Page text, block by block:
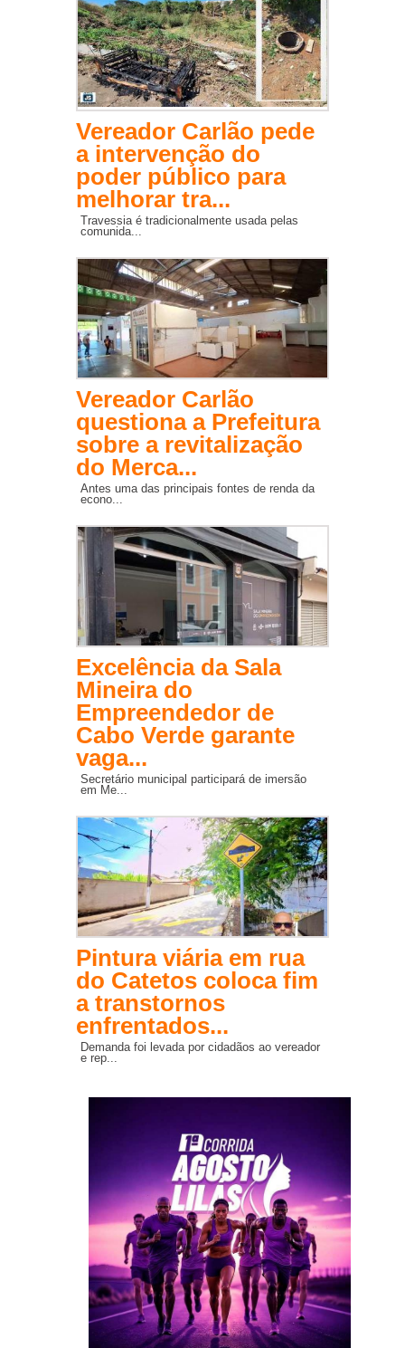
Vereador Carlão pede
a intervenção do
poder público para
melhorar tra...
Travessia é tradicionalmente usada pelas
comunida...
Vereador Carlão
questiona a Prefeitura
sobre a revitalização
do Merca...
Antes uma das principais fontes de renda da
econo...
Excelência da Sala
Mineira do
Empreendedor de
Cabo Verde garante
vaga...
Secretário municipal participará de imersão
em Me...
Pintura viária em rua
do Catetos coloca fim
a transtornos
enfrentados...
Demanda foi levada por cidadãos ao vereador
e rep...